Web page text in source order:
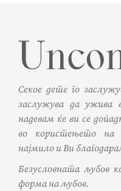
Секое дете го
заслужува да ужива
надевам ќе ви се
во користењето
најмило и Ви
Безусловната љубов
форма на љубов.